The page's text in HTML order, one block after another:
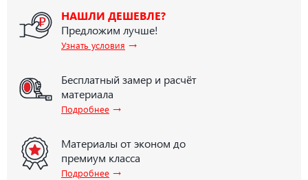
НАШЛИ ДЕШЕВЛЕ?
Предложим лучше!
Узнать условия →
Бесплатный замер и расчёт
материала
Подробнее →
Материалы от эконом до
премиум класса
Подробнее →